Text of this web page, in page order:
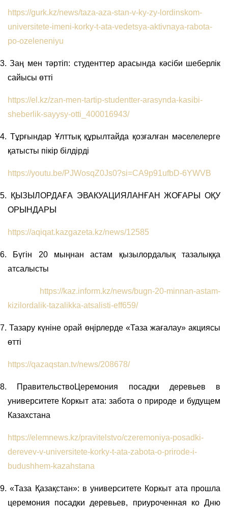
https://gurk.kz/news/taza-aza-stan-v-ky-zy-lordinskom-
universitete-imeni-korky-t-ata-vedetsya-aktivnaya-rabota-
po-ozeleneniyu
Заң мен тәртіп: студенттер арасында кәсіби шеберлік
сайысы өтті
https://el.kz/zan-men-tartip-studentter-arasynda-kasibi-
sheberlik-sayysy-otti_400016943/
Тұрғындар Ұлттық құрылтайда қозғалған мәселелерге
қатысты пікір білдірді
https://youtu.be/PJWosqZ0Js0?si=CA9p91ufbD-6YWVB
ҚЫЗЫЛОРДАҒА ЭВАКУАЦИЯЛАНҒАН ЖОҒАРЫ ОҚУ
ОРЫНДАРЫ
https://aqiqat.kazgazeta.kz/news/12585
Бүгін 20 мыңнан астам қызылордалық тазалыққа
атсалысты
https://kaz.inform.kz/news/bugn-20-minnan-astam-
kizilordalik-tazalikka-atsalisti-eff659/
Тазару күніне орай өңірлерде «Таза жағалау» акциясы
өтті
https://qazaqstan.tv/news/208678/
ПравительствоЦеремония посадки деревьев в
университете Коркыт ата: забота о природе и будущем
Казахстана
https://elemnews.kz/pravitelstvo/czeremoniya-posadki-
derevev-v-universitete-korky-t-ata-zabota-o-prirode-i-
budushhem-kazahstana
«Таза Қазақстан»: в университете Коркыт ата прошла
церемония посадки деревьев, приуроченная ко Дню